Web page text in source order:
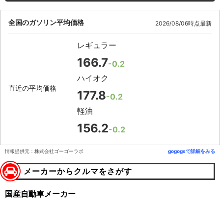
全国のガソリン平均価格 2026/08/06時点最新
直近の平均価格
レギュラー
166.7-0.2
ハイオク
177.8-0.2
軽油
156.2-0.2
情報提供元：株式会社ゴーゴーラボ gogogsで詳細をみる
メーカーからクルマをさがす
国産自動車メーカー